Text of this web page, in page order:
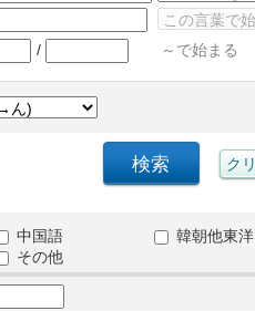
/ ～で始まる
中国語 韓朝他東洋
その他